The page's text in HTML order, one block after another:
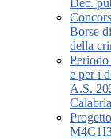
Dec.
Borse
della
e per i
A.S.